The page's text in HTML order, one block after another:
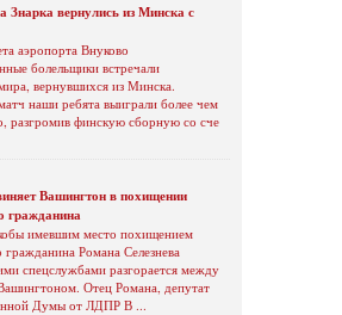
вернулись из Минска с
аэропорта Внуково
болельщики встречали
вернувшихся из Минска.
наши ребята выиграли более чем
разгромив финскую сборную со сче
Вашингтон в похищении
гражданина
имевшим место похищением
гражданина Романа Селезнева
спецслужбами разгорается между
Отец Романа, депутат
Думы от ЛДПР В ...